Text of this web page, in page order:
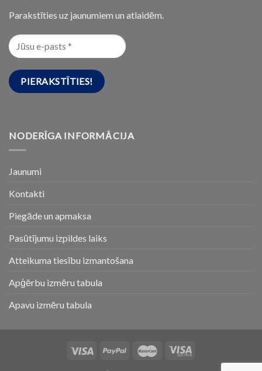
Parakstīties uz jaunumiem un atlaidēm.
NODERĪGA INFORMĀCIJA
Jaunumi
Kontakti
Piegāde un apmaksa
Pasūtījumu izpildes laiks
Atteikuma tiesību izmantošana
Apģērbu izmēru tabula
Apavu izmēru tabula